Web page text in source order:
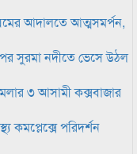
আদালতে আত্মসমর্পন,
সুরমা নদীতে ভেসে উঠল
৩ আসামী কক্সবাজার
কমপ্লেক্সে পরিদর্শন